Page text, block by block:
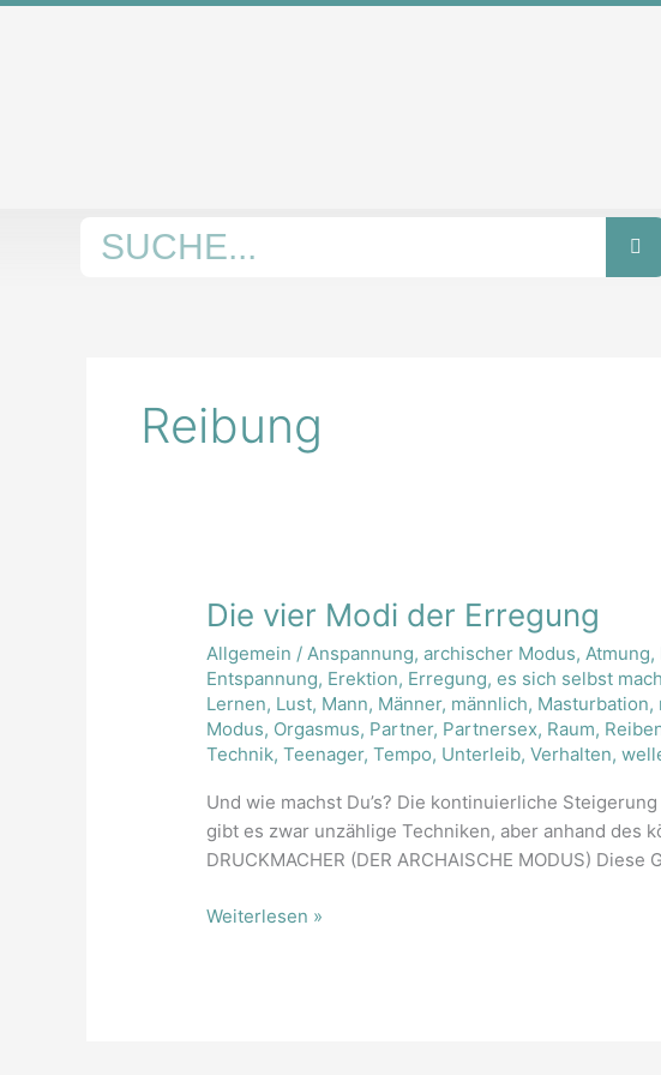
Zum
Reibung
Die vier Modi der Erregung
Allgemein /Anspannung,archischer Modus,Atmung,
Entspannung, Erektion, Erregung,es sich selbst
Lernen, Lust, Mann, Männer, männlich, Masturbation,
Modus, Orgasmus, Partner, Partnersex, Raum,
Technik,Teenager,Tempo, Unterleib,Verhalten,
Und wie machst Du’s? Die kontinuierliche
gibt es zwar unzählige Techniken, aber anhand des
DRUCKMACHER (DER ARCHAISCHE MODUS)
Die
Modi
der
Erregung
Weiterlesen »